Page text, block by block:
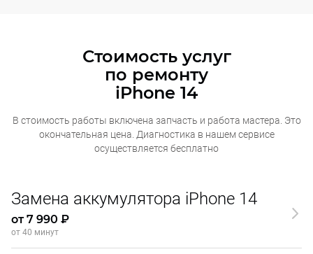
Стоимость услуг
по ремонту
iPhone 14
В стоимость работы включена запчасть и работа мастера. Это
окончательная цена. Диагностика в нашем сервисе
осуществляется бесплатно
Замена аккумулятора iPhone 14
от 7 990 ₽
от 40 минут